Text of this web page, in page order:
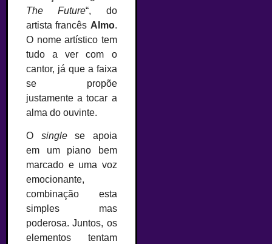
The Future“, do
artista francês Almo.
O nome artístico tem
tudo a ver com o
cantor, já que a faixa
se propõe
justamente a tocar a
alma do ouvinte.
O singlese apoia
em um piano bem
marcado e uma voz
emocionante,
combinação esta
simples mas
poderosa. Juntos, os
elementos tentam